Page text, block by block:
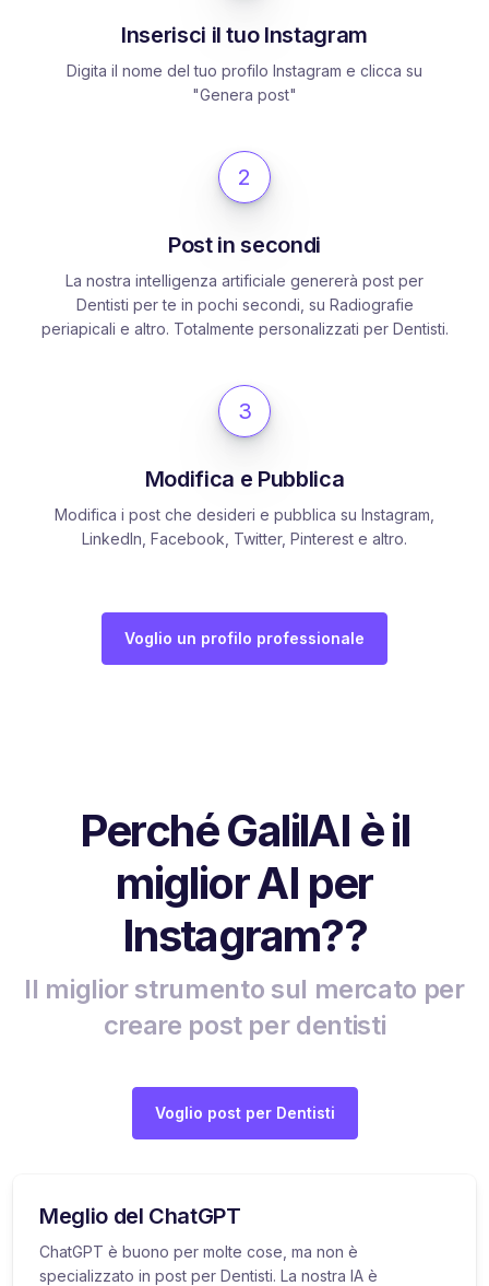
Inserisci il tuo Instagram
Digita il nome del tuo profilo Instagram e clicca su
"Genera post"
2
Post in secondi
La nostra intelligenza artificiale genererà post per
Dentisti per te in pochi secondi, su Radiografie
periapicali e altro. Totalmente personalizzati per Dentisti.
3
Modifica e Pubblica
Modifica i post che desideri e pubblica su Instagram,
LinkedIn, Facebook, Twitter, Pinterest e altro.
Voglio un profilo professionale
Perché GalilAI è il
miglior AI per
Instagram??
Il miglior strumento sul mercato per
creare post per dentisti
Voglio post per Dentisti
Meglio del ChatGPT
ChatGPT è buono per molte cose, ma non è
specializzato in post per Dentisti. La nostra IA è